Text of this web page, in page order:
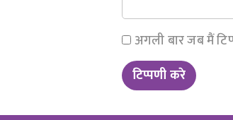
अगली बार जब मैं